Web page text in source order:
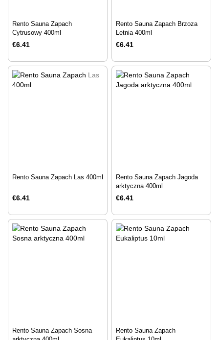
Rento Sauna Zapach
Cytrusowy 400ml
€6.41
Rento Sauna Zapach Brzoza
Letnia 400ml
€6.41
Rento Sauna Zapach Las 400ml
€6.41
Rento Sauna Zapach Jagoda
arktyczna 400ml
€6.41
Rento Sauna Zapach Sosna
Rento Sauna Zapach